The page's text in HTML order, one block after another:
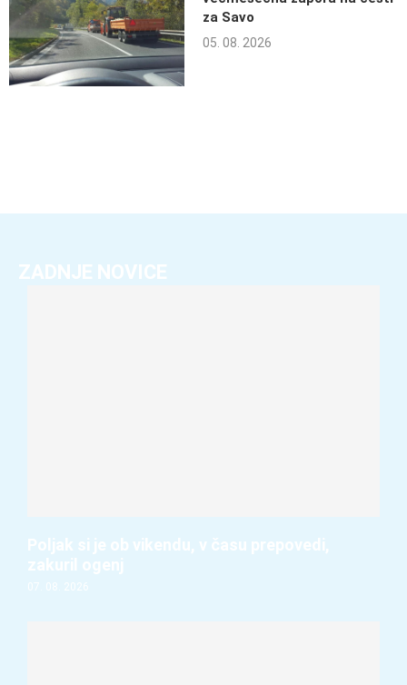
za Savo
05. 08. 2026
ZADNJE NOVICE
Poljak si je ob vikendu, v času prepovedi,
zakuril ogenj
07. 08. 2026